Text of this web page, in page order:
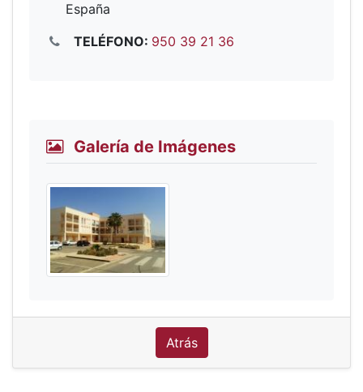
España
TELÉFONO: 950 39 21 36
Galería de Imágenes
Atrás